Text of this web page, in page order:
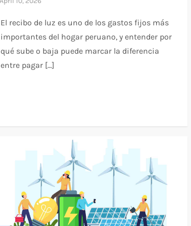
El recibo de luz es uno de los gastos fijos más
importantes del hogar peruano, y entender por
qué sube o baja puede marcar la diferencia
entre pagar […]